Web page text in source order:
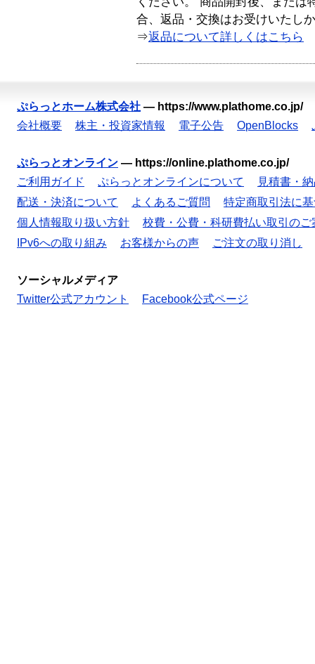
合、返品・交換はお受けいたし
⇒返品について詳しくはこちら
ぷらっとホーム株式会社 — https://www.plathome.co.jp/
会社概要
株主・投資家情報 電子公告 OpenBlocks
ぷらっとオンライン — https://online.plathome.co.jp/
ご利用ガイド
ぷらっとオンラインについて
見積書・
配送・決済について
よくあるご質問
特定商取引法に
個人情報取り扱い方針
校費・公費・科研費払い取引のご
IPv6への取り組み
お客様からの声 ご注文の取り消し
ソーシャルメディア
Twitter公式アカウント
Facebook公式ページ